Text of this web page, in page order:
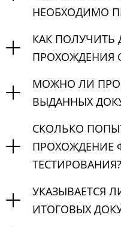
НЕОБХОДИМО
КАК ПОЛУЧИТЬ
ПРОХОЖДЕНИЯ
МОЖНО ЛИ
ВЫДАННЫХ
СКОЛЬКО
ПРОХОЖДЕНИЕ
ТЕСТИРОВАНИЯ?
УКАЗЫВАЕТСЯ
ИТОГОВЫХ